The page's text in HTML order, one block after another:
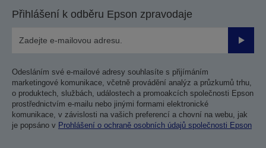
Přihlášení k odběru Epson zpravodaje
Odesláním své e-mailové adresy souhlasíte s přijímáním
marketingové komunikace, včetně provádění analýz a průzkumů trhu,
o produktech, službách, událostech a promoakcích společnosti Epson
prostřednictvím e-mailu nebo jinými formami elektronické
komunikace, v závislosti na vašich preferencí a chovní na webu, jak
je popsáno v Prohlášení o ochraně osobních údajů společnosti Epson